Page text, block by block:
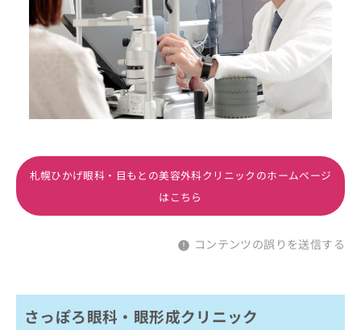
札幌ひかげ眼科・目もとの美容外科クリニックのホームページ
はこちら
コンテンツの誤りを送信する
さっぽろ眼科・眼形成クリニック